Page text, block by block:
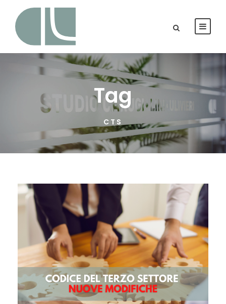
Tag
CTS